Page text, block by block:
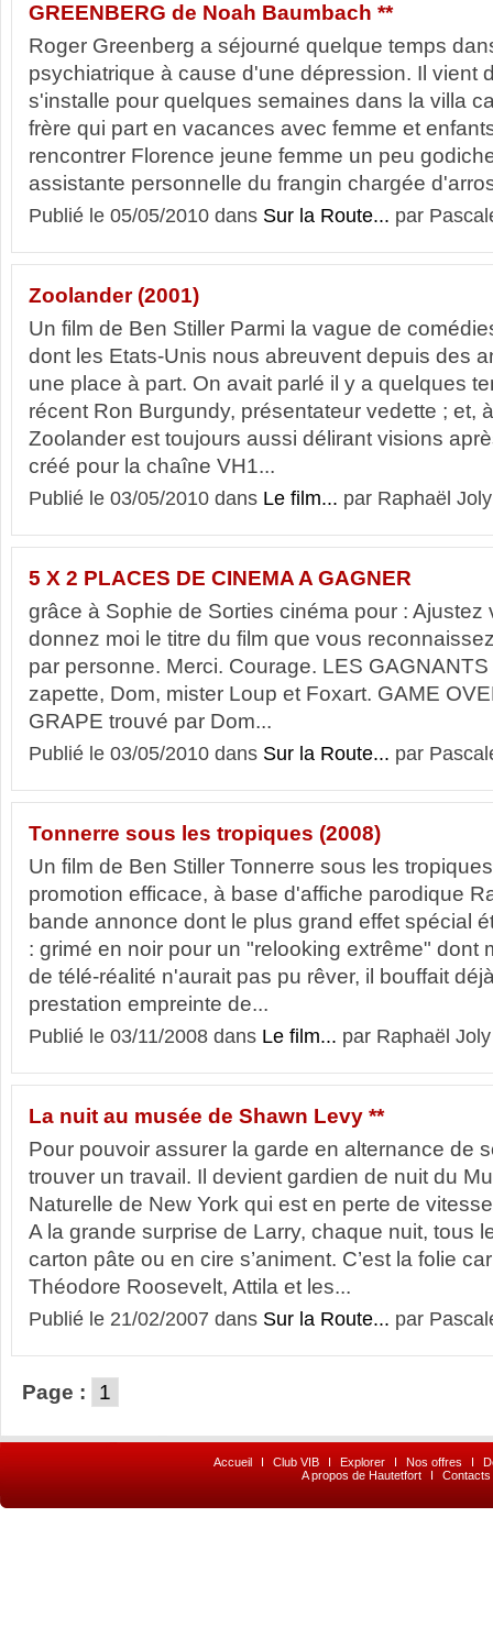
GREENBERG de Noah Baumbach **
Roger Greenberg a séjourné quelque temps
psychiatrique à cause d'une dépression. Il vient
s'installe pour quelques semaines dans la villa
frère qui part en vacances avec femme et
rencontrer Florence jeune femme un peu
assistante personnelle du frangin chargée
Publié le 05/05/2010 dans Sur la Route... par
Zoolander (2001)
Un film de Ben Stiller Parmi la vague de
dont les Etats-Unis nous abreuvent depuis des
une place à part. On avait parlé il y a quelques
récent Ron Burgundy, présentateur vedette ; et,
Zoolander est toujours aussi délirant visions
créé pour la chaîne VH1...
Publié le 03/05/2010 dans Le film... par Raphaël
5 X 2 PLACES DE CINEMA A GAGNER
grâce à Sophie de Sorties cinéma pour : Ajustez
donnez moi le titre du film que vous
par personne. Merci. Courage. LES
zapette, Dom, mister Loup et Foxart. GAME
GRAPE trouvé par Dom...
Publié le 03/05/2010 dans Sur la Route... par
Tonnerre sous les tropiques (2008)
Un film de Ben Stiller Tonnerre sous les
promotion efficace, à base d'affiche parodique
bande annonce dont le plus grand effet spécial
: grimé en noir pour un "relooking extrême" dont
de télé-réalité n'aurait pas pu rêver, il bouffait
prestation empreinte de...
Publié le 03/11/2008 dans Le film... par Raphaël
La nuit au musée de Shawn Levy **
Pour pouvoir assurer la garde en alternance de
trouver un travail. Il devient gardien de nuit du
Naturelle de New York qui est en perte de
A la grande surprise de Larry, chaque nuit, tous
carton pâte ou en cire s’animent. C’est la folie
Théodore Roosevelt, Attila et les...
Publié le 21/02/2007 dans Sur la Route... par
Page : 1
Accueil I Club VIB I Explorer I Nos offres I
A propos de Hautetfort
I Contacts